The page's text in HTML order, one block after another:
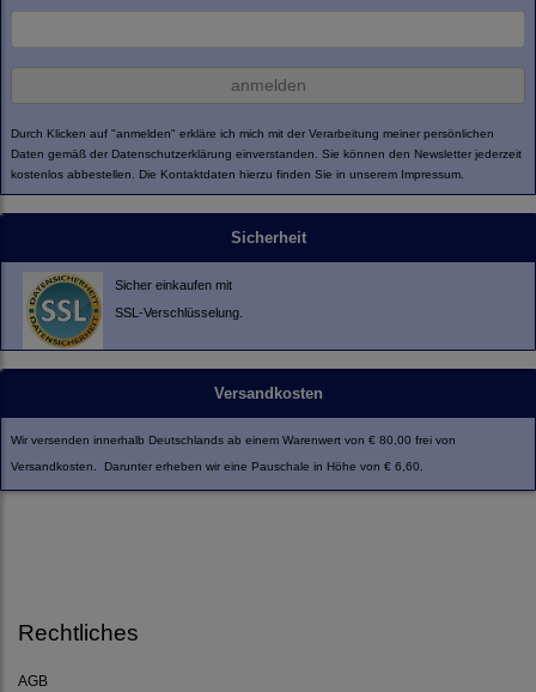
anmelden
Durch Klicken auf "anmelden" erkläre ich mich mit der Verarbeitung meiner persönlichen
Daten gemäß der Datenschutzerklärung einverstanden. Sie können den Newsletter jederzeit
kostenlos abbestellen. Die Kontaktdaten hierzu finden Sie in unserem Impressum.
Sicherheit
Sicher einkaufen mit
SSL-Verschlüsselung.
Versandkosten
Wir versenden innerhalb Deutschlands ab einem Warenwert von € 80,00 frei von
Versandkosten. Darunter erheben wir eine Pauschale in Höhe von € 6,60.
Rechtliches
AGB